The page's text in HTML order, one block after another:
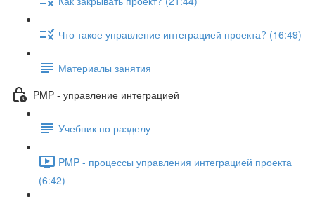
Что такое управление интеграцией проекта? (16:49)
Материалы занятия
PMP - управление интеграцией
Учебник по разделу
PMP - процессы управления интеграцией проекта
(6:42)